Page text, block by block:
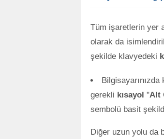
Tüm işaretlerin yer
olarak da
şekilde klavyedeki
gerekli kısayol "Alt
sembolü basit
Diğer uzun yolu da